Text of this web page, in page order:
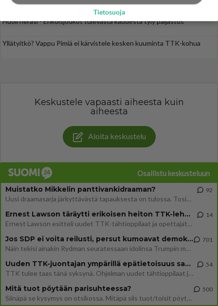
Huoli heräsi - Erikoisjoukot tulevasta kaudesta tyly paljastus
Yllätyitkö? Vappu Pimiä ei kärvistele kesken kuuminta TTK-kohua
Keskustele vapaasti aiheesta kuin
aiheesta
Aloita keskustelu
Osallistu keskusteluun
Muistatko Mikkelin panttivankidraaman?
Uusi draamasarja järkyttävästä tapauksesta on tulossa. Tositapahtumiin perustuva sarja ammentaa vuoden 1986 Mikkelin pan
92
Ernest Lawson täräytti erikoisen heiton TTK-lehdistötilaisuudessa: " Onko tässä tarkoituksena...?"
Ernest Lawson esitteli uudet TTK-tähtioppilaat ja opettajat torstaina 6.8. lehdistölle. Tulevalla kaudella on yksi hausk
14
Jos SDP ei voita reilusti, persut kumoavat demokratian Suomesta
Näin tekisi ainakin Rydman seuratessaan idolinsa Trumpin mallia https://www.is.fi/politiikka/art-2000012187244.html
701
Uuden TTK-juontajan ympärillä epätietoisuus sakenee - Nyt MTV hämmentää soppaa
TTK tulee taas tänä syksynä. Ohjelman uudet tähtioppilaat julkistetaan torstaina 6. elokuuta klo 14 alkavassa lehdistö
54
Mitä tuot pöytään parisuhteessa?
Siinäpä se kysymys on otsikossa. Mitäpä siis tuot/toisit pöytään parisuhteessa? Oletko mies vai nainen? Koetko sen mitä
500
Tietosuoja